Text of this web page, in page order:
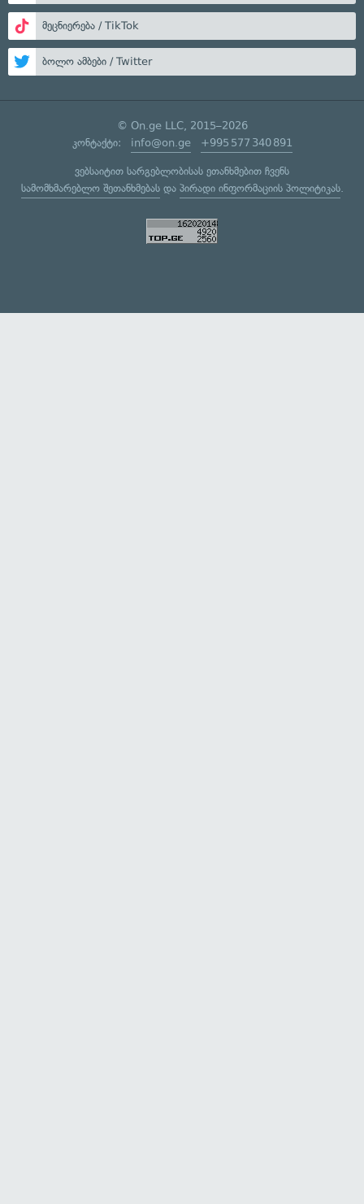
მეცნიერება / TikTok
ბოლო ამბები / Twitter
© On.ge LLC, 2015–2026
კონტაქტი: info@on.ge +995 577 340 891
ვებსაიტით სარგებლობისას ეთანხმებით ჩვენს
სამომხმარებლო შეთანხმებასდა პირადი ინფორმაციის პოლიტიკას.